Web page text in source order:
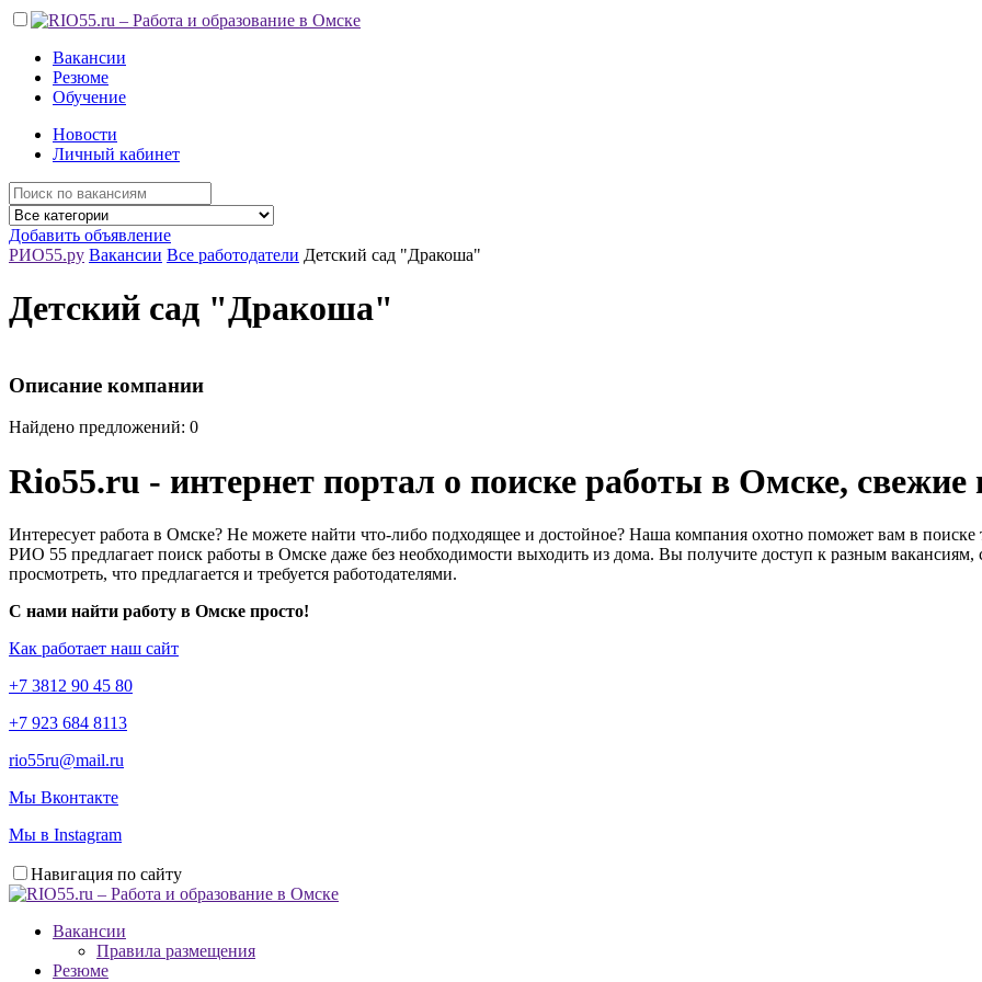
Вакансии
Резюме
Обучение
Новости
Личный кабинет
Добавить объявление
РИО55.ру Вакансии Все работодатели Детский сад "Дракоша"
Детский сад "Дракоша"
Описание компании
Найдено предложений: 0
Rio55.ru - интернет портал о поиске работы в Омске, свежие
Интересует работа в Омске? Не можете найти что-либо подходящее и достойное? Наша компания охотно поможет вам в поиске
РИО 55 предлагает поиск работы в Омске даже без необходимости выходить из дома. Вы получите доступ к разным
просмотреть, что предлагается и требуется работодателями.
С нами найти работу в Омске просто!
Как работает наш сайт
+7 3812 90 45 80
+7 923 684 8113
rio55ru@mail.ru
Мы Вконтакте
Мы в Instagram
Навигация по сайту
Вакансии
Правила размещения
Резюме